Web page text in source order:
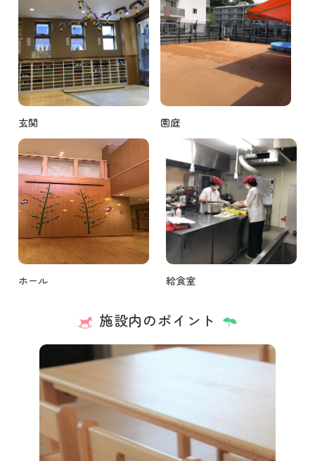
玄関 園庭
ホール 給食室
施設内のポイント